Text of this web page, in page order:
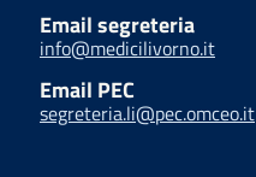
Email segreteria
info@medicilivorno.it
Email PEC
segreteria.li@pec.omceo.it